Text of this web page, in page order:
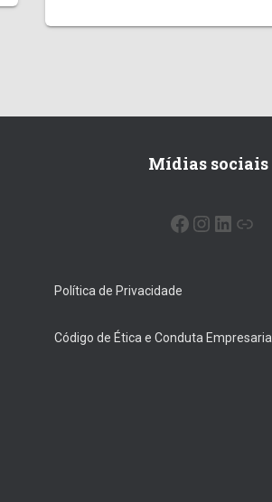
Mídias sociais
Política de Privacidade
Código de Ética e Conduta Empresarial